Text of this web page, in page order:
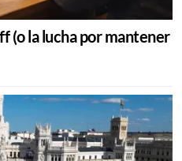
(o la lucha por mantener